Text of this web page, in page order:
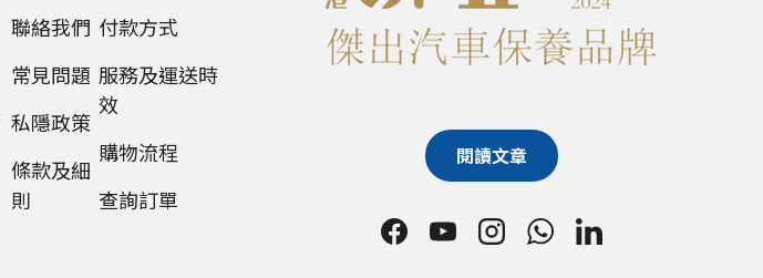
聯絡我們
常見問題
私隱政策
條款及細
則
付款方式
服務及運送時
效
購物流程
查詢訂單
閱讀文章
Facebook
YouTubeInstagram
WhatsAppLinkedIn